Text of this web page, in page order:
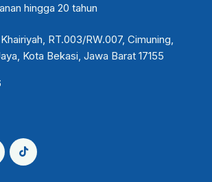
hingga 20 tahun
RT.003/RW.007, Cimuning,
Kota Bekasi, Jawa Barat 17155